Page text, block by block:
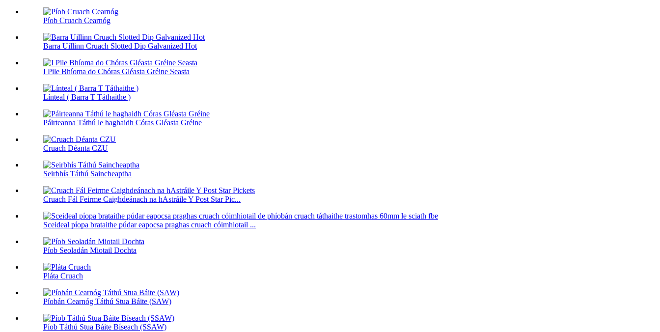
Píob Cruach Cearnóg
Barra Uillinn Cruach Slotted Dip Galvanized Hot
I Pile Bhíoma do Chóras Gléasta Gréine Seasta
Línteal ( Barra T Táthaithe )
Páirteanna Táthú le haghaidh Córas Gléasta Gréine
Cruach Déanta CZU
Seirbhís Táthú Saincheaptha
Cruach Fál Feirme Caighdeánach na hAstráile Y Post Star Pic...
Sceideal píopa brataithe púdar eapocsa praghas cruach cóimhiotail ...
Píob Seoladán Miotail Dochta
Pláta Cruach
Píobán Cearnóg Táthú Stua Báite (SAW)
Píob Táthú Stua Báite Bíseach (SSAW)